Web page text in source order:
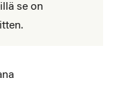
se on